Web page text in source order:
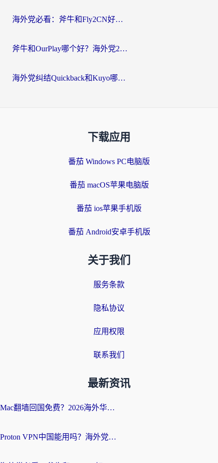
海外党必看：斧牛和Fly2CN好用吗？3招教你选对回国加速器（附免费试用攻略）
斧牛和OurPlay哪个好？海外党2026亲测：选对加速器，国内资源秒加载
海外党纠结Quickback和Kuyo哪个好？选对回国加速器才能无缝刷国内资源
下载应用
番茄 Windows PC电脑版
番茄 macOS苹果电脑版
番茄 ios苹果手机版
番茄 Android安卓手机版
关于我们
服务条款
隐私协议
应用权限
联系我们
最新资讯
Mac翻墙回国免费？2026海外华人亲测：从CCTV5直播到国内APP，这样选加速器才靠谱
Proton VPN中国能用吗？海外党选回国加速器的避坑指南（附番茄加速器实测）